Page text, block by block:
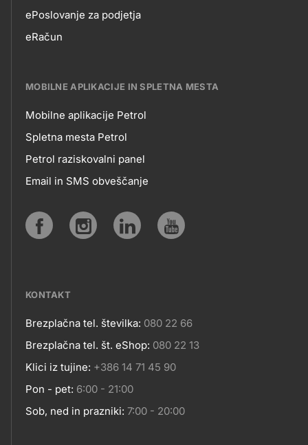
EPOSLOVANJE
ePoslovanje za podjetja
eRačun
MOBILNE APLIKACIJE IN SPLETNA MESTA
MOBILNE
APLIKACIJE
SPLETNA
Mobilne aplikacije Petrol
Spletna mesta Petrol
Petrol raziskovalni panel
Email in SMS obveščanje
KONTAKT
Kontakt
Brezplačna tel. številka: 080 22 66
Brezplačna tel. št. eShop: 080 22 13
Klici iz tujine: +386 14 71 45 90
Pon - pet: 6:00 - 21:00
Sob, ned in prazniki: 7:00 - 20:00